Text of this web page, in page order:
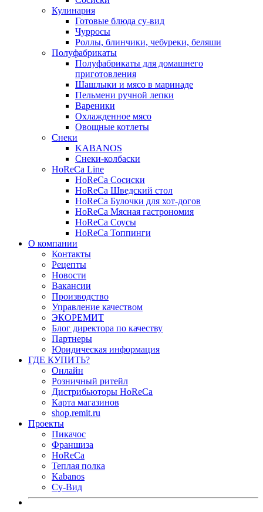
Кулинария
Готовые блюда су-вид
Чурросы
Роллы, блинчики, чебуреки, беляши
Полуфабрикаты
Полуфабрикаты для домашнего
приготовления
Шашлыки и мясо в маринаде
Пельмени ручной лепки
Вареники
Охлажденное мясо
Овощные котлеты
Снеки
KABANOS
Снеки-колбаски
HoReCa Line
HoReCa Сосиски
HoReCa Шведский стол
HoReCa Булочки для хот-догов
HoReCa Мясная гастрономия
HoReCa Соусы
HoReCa Топпинги
О компании
Контакты
Рецепты
Новости
Вакансии
Производство
Управление качеством
ЭКОРЕМИТ
Блог директора по качеству
Партнеры
Юридическая информация
ГДЕ КУПИТЬ?
Онлайн
Розничный ритейл
Дистрибьюторы HoReCa
Карта магазинов
shop.remit.ru
Проекты
Пикачос
Франшиза
HoReCa
Теплая полка
Kabanos
Су-Вид